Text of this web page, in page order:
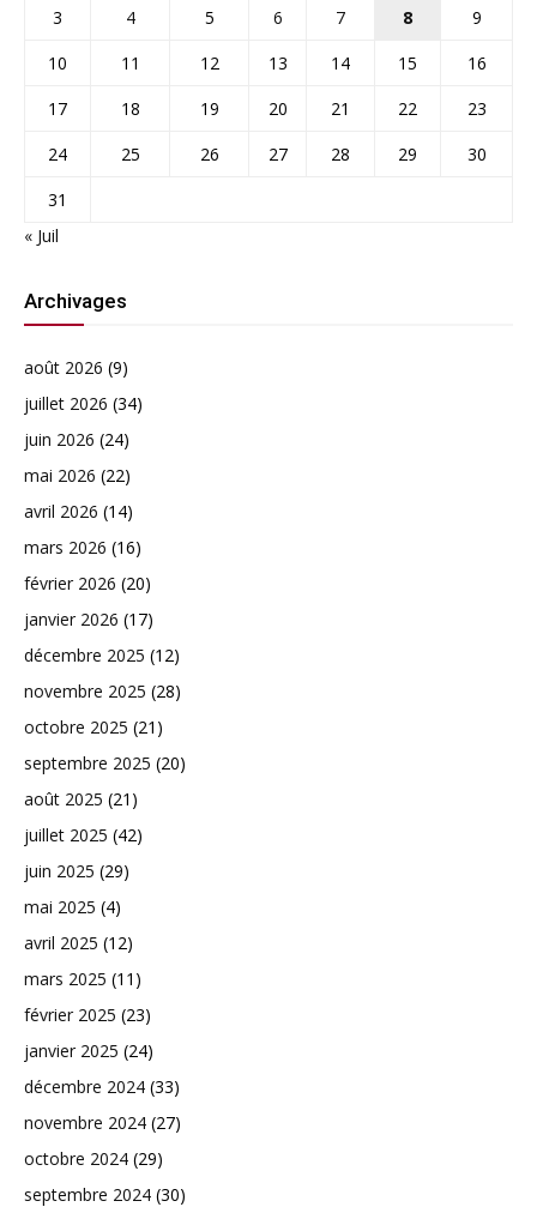
3
4 5 6 7 8
9
10
11 12 13 14 15
16
17
18 19 20 21 22
23
24
25 26 27 28 29
30
31
« Juil
Archivages
août 2026 (9)
juillet 2026 (34)
juin 2026 (24)
mai 2026 (22)
avril 2026 (14)
mars 2026 (16)
février 2026 (20)
janvier 2026 (17)
décembre 2025 (12)
novembre 2025 (28)
octobre 2025 (21)
septembre 2025 (20)
août 2025 (21)
juillet 2025 (42)
juin 2025 (29)
mai 2025 (4)
avril 2025 (12)
mars 2025 (11)
février 2025 (23)
janvier 2025 (24)
décembre 2024 (33)
novembre 2024 (27)
octobre 2024 (29)
septembre 2024 (30)